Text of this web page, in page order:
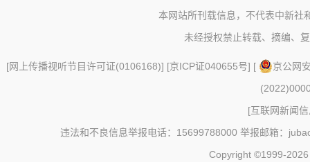
本网站所刊载信息，不代表中新社
未经授权禁止转载、摘编、
[网上传播视听节目许可证(0106168)] [京ICP证040655号] [
京公网
[互联网新闻
违法和不良信息举报电话：15699788000 举报邮箱：
Copyright ©1999-